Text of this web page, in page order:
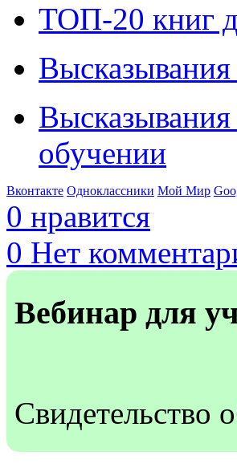
ТОП-20 книг
обучении
Вконтакте Одноклассники Мой Мир
0 нравится
0 Нет
Вебинар для
Свидетельство